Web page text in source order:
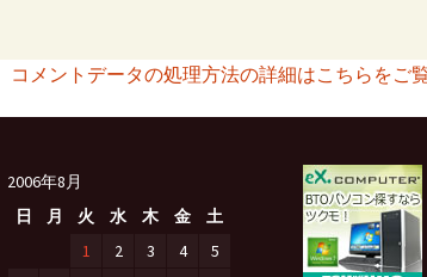
コメントデータの処理方法の詳細はこちらをご
2006年8月
日
月 火 水 木 金
土
1
2 3 4
5